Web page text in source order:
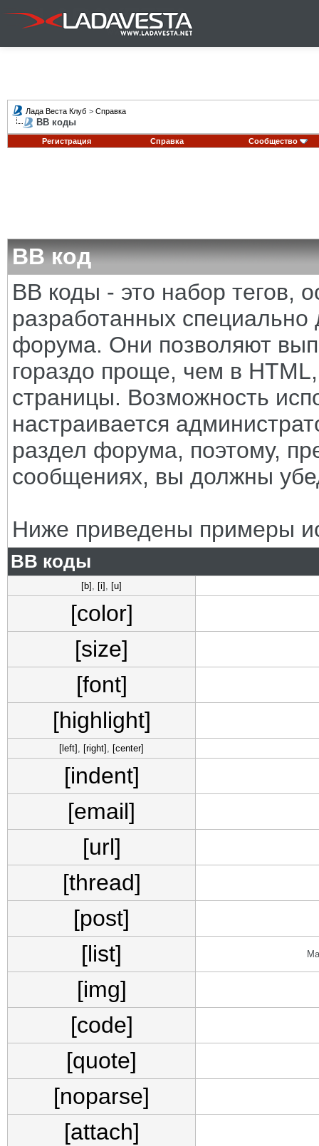
Лада Веста Клуб > Справка
BB коды
Регистрация Справка Сообщество
BB код
BB коды - это набор тегов,
разработанных
форума. Они позволяют
гораздо проще, чем в
страницы. Возможность
настраивается
раздел форума, поэтому,
сообщениях, вы должны
Ниже приведены примеры
BB коды
[b] , [i] , [u]
[color]
[size]
[font]
[highlight]
[left] , [right] , [center]
[indent]
[email]
[url]
[thread]
[post]
[list]
[img]
[code]
[quote]
[noparse]
[attach]